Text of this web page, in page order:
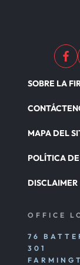
SOBRE LA
MAPA DEL
POLÍTICA
DISCLAIMER
OFFICE
76
301